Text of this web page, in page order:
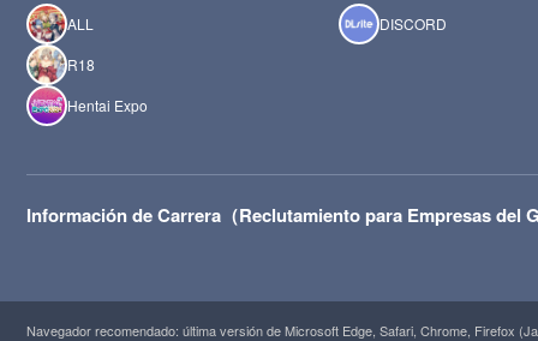
ALL
R18
Hentai Expo
DISCORD
Información de Carrera（Reclutamiento para Empresas del
Navegador recomendado: última versión de Microsoft Edge, Safari, Chrome, Firefox